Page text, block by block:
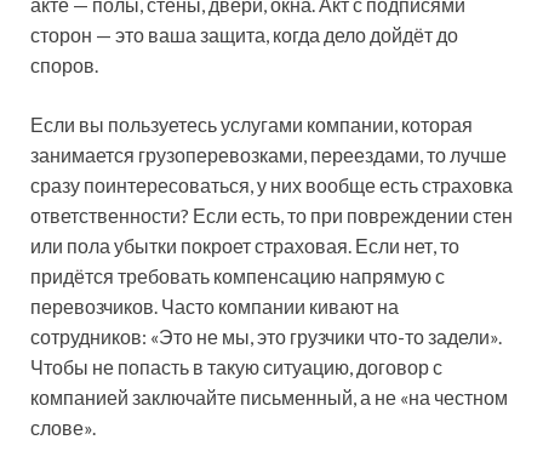
акте — полы, стены, двери, окна. Акт с подписями
сторон — это ваша защита, когда дело дойдёт до
споров.
Если вы пользуетесь услугами компании, которая
занимается грузоперевозками, переездами, то лучше
сразу поинтересоваться, у них вообще есть страховка
ответственности? Если есть, то при повреждении стен
или пола убытки покроет страховая. Если нет, то
придётся требовать компенсацию напрямую с
перевозчиков. Часто компании кивают на
сотрудников: «Это не мы, это грузчики что-то задели».
Чтобы не попасть в такую ситуацию, договор с
компанией заключайте письменный, а не «на честном
слове».